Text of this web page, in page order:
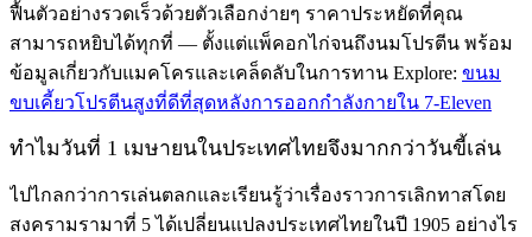
ฟื้นตัวอย่างรวดเร็วด้วยตัวเลือกง่ายๆ ราคาประหยัดที่คุณ
สามารถหยิบได้ทุกที่ — ตั้งแต่แพ็คอกไก่จนถึงนมโปรตีน พร้อม
ข้อมูลเกี่ยวกับแมคโครและเคล็ดลับในการทาน Explore: ขนม
ขบเคี้ยวโปรตีนสูงที่ดีที่สุดหลังการออกกำลังกายใน 7-Eleven
ทำไมวันที่ 1 เมษายนในประเทศไทยจึงมากกว่าวันขี้เล่น
ไปไกลกว่าการเล่นตลกและเรียนรู้ว่าเรื่องราวการเลิกทาสโดย
สงครามรามาที่ 5 ได้เปลี่ยนแปลงประเทศไทยในปี 1905 อย่างไร